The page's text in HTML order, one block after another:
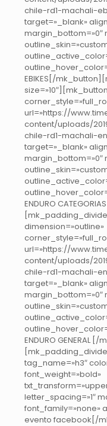
chile-rd1-machali-
target=»_blank»
margin_bottom=»0″
EBIKES[/
url=»https://
content/uploads/
chile-rd1-machali-
target=»_blank»
margin_bottom=»0″
ENDURO
dimension=»outline»
url=»https://
content/uploads/
chile-rd1-machali-
target=»_blank»
margin_bottom=»0″
ENDURO GENERAL
tag_name=»h3″
font_weight=»bold»
letter_spacing=»1″
font_family=»none»
evento facebook[/